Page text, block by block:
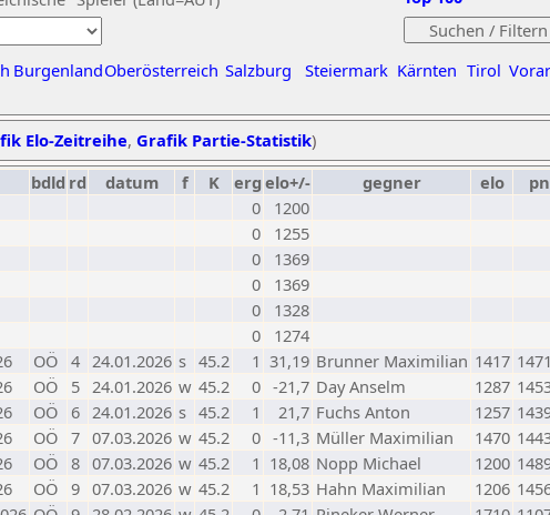
BurgenlandOberösterreich Salzburg Steiermark Kärnten Tirol
Elo-Zeitreihe, Grafik Partie-Statistik)
bdld rd datum f K erg elo+/- gegner elo
0
1200
0
1255
0
1369
0
1369
0
1328
0
1274
OÖ 4 24.01.2026 s 45.2 1 31,19 Brunner Maximilian 1417
OÖ 5 24.01.2026 w 45.2 0 -21,7 Day Anselm 1287
OÖ 6 24.01.2026 s 45.2 1 21,7 Fuchs Anton 1257
OÖ 7 07.03.2026 w 45.2 0 -11,3 Müller Maximilian 1470
OÖ 8 07.03.2026 w 45.2 1 18,08 Nopp Michael 1200
OÖ 9 07.03.2026 w 45.2 1 18,53 Hahn Maximilian 1206